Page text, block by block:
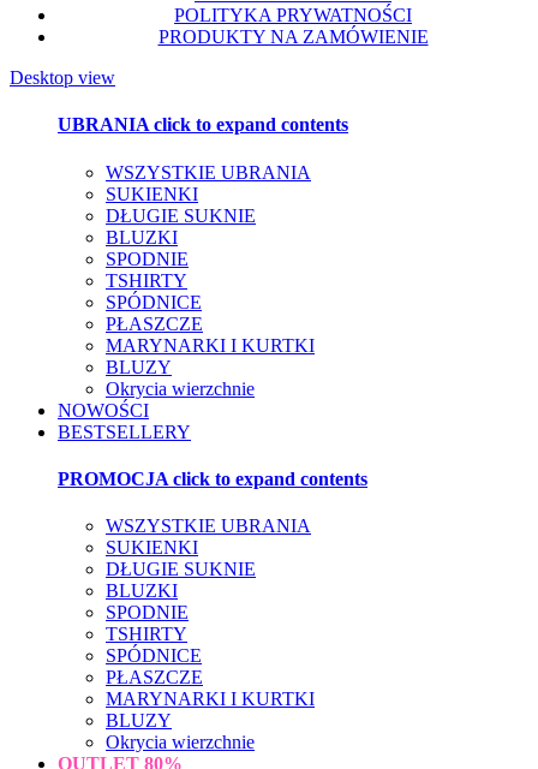
POLITYKA PRYWATNOŚCI
PRODUKTY NA ZAMÓWIENIE
Desktop view
UBRANIAclick to expand contents
WSZYSTKIE UBRANIA
SUKIENKI
DŁUGIE SUKNIE
BLUZKI
SPODNIE
TSHIRTY
SPÓDNICE
PŁASZCZE
MARYNARKI I KURTKI
BLUZY
Okrycia wierzchnie
NOWOŚCI
BESTSELLERY
PROMOCJA click to expand contents
WSZYSTKIE UBRANIA
SUKIENKI
DŁUGIE SUKNIE
BLUZKI
SPODNIE
TSHIRTY
SPÓDNICE
PŁASZCZE
MARYNARKI I KURTKI
BLUZY
Okrycia wierzchnie
OUTLET 80%